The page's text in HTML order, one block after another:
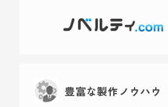
豊富な製作ノウハウ